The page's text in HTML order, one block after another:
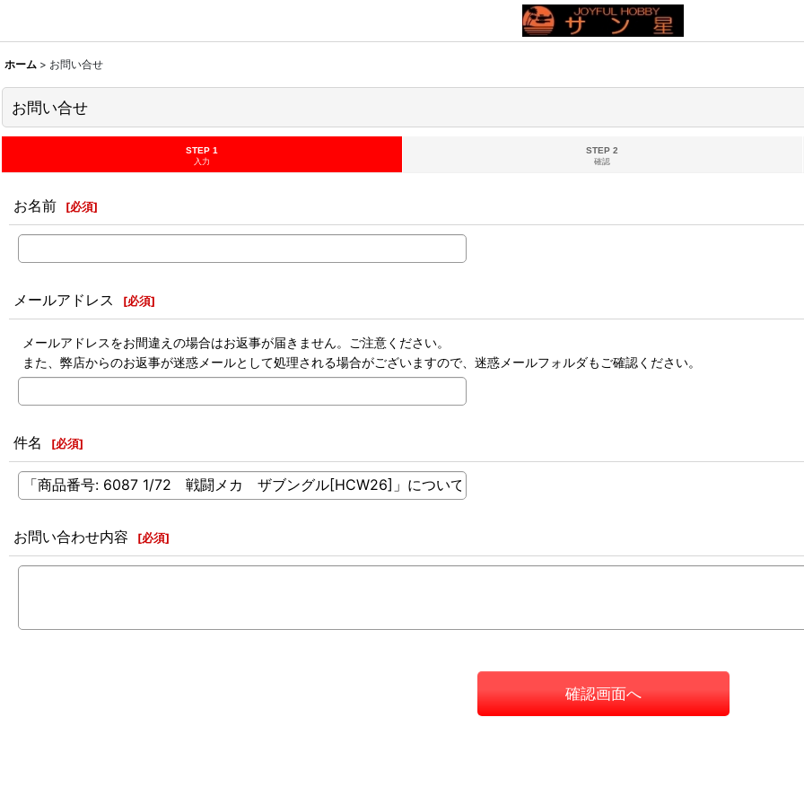
ホーム > お問い合せ
お問い合せ
STEP 1
入力
STEP 2
確認
お名前 [必須]
メールアドレス [必須]
メールアドレスをお間違えの場合はお返事が届きません。ご注意ください。
また、弊店からのお返事が迷惑メールとして処理される場合がございますので、迷惑メールフォルダもご確認ください。
件名 [必須]
お問い合わせ内容 [必須]
確認画面へ